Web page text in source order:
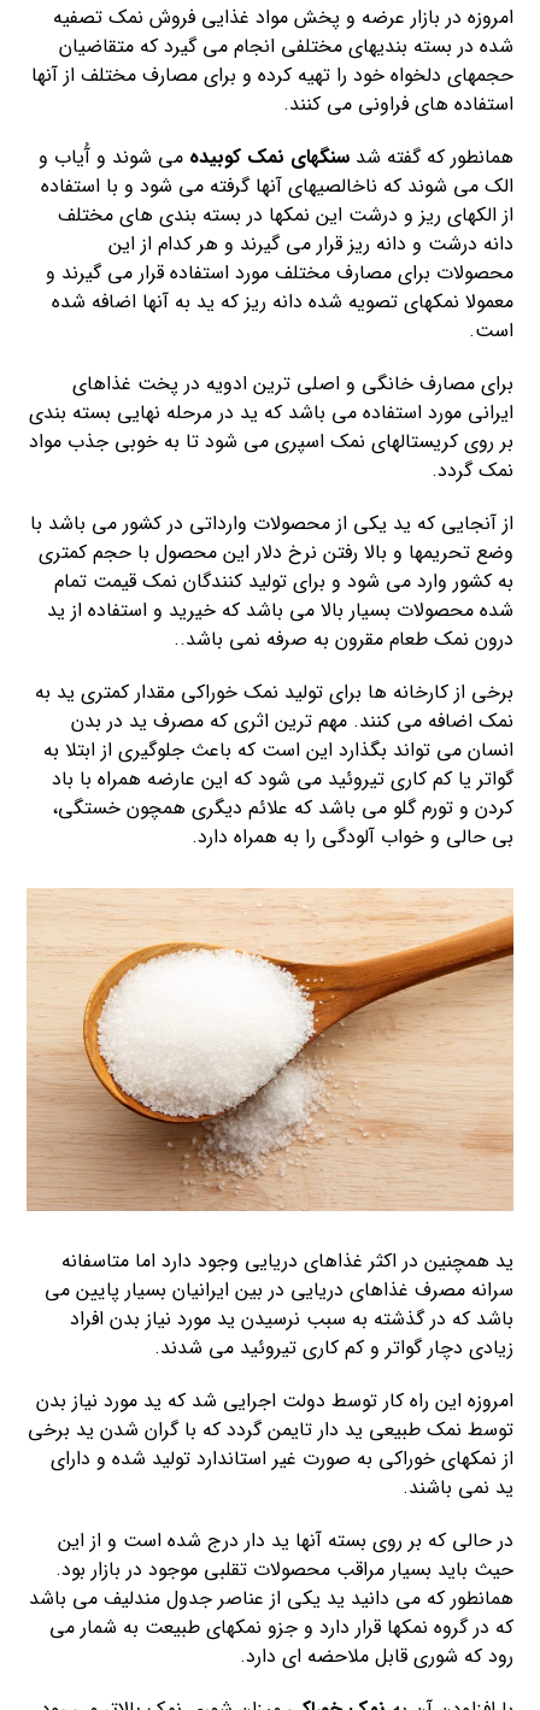
امروزه در بازار عرضه و پخش مواد غذایی فروش نمک تصفیه
شده در بسته بندیهای مختلفی انجام می گیرد که متقاضیان
حجمهای دلخواه خود را تهیه کرده و برای مصارف مختلف از آنها
استفاده های فراونی می کنند.
همانطور که گفته شدسنگهای نمک کوبیده می شوند و آُیاب و
الک می شوند که ناخالصیهای آنها گرفته می شود و با استفاده
از الکهای ریز و درشت این نمکها در بسته بندی های مختلف
دانه درشت و دانه ریز قرار می گیرند و هر کدام از این
محصولات برای مصارف مختلف مورد استفاده قرار می گیرند و
معمولا نمکهای تصویه شده دانه ریز که ید به آنها اضافه شده
است.
برای مصارف خانگی و اصلی ترین ادویه در پخت غذاهای
ایرانی مورد استفاده می باشد که ید در مرحله نهایی بسته بندی
بر روی کریستالهای نمک اسپری می شود تا به خوبی جذب مواد
نمک گردد.
از آنجایی که ید یکی از محصولات وارداتی در کشور می باشد با
وضع تحریمها و بالا رفتن نرخ دلار این محصول با حجم کمتری
به کشور وارد می شود و برای تولید کنندگان نمک قیمت تمام
شده محصولات بسیار بالا می باشد که خیرید و استفاده از ید
درون نمک طعام مقرون به صرفه نمی باشد..
برخی از کارخانه ها برای تولید نمک خوراکی مقدار کمتری ید به
نمک اضافه می کنند. مهم ترین اثری که مصرف ید در بدن
انسان می تواند بگذارد این است که باعث جلوگیری از ابتلا به
گواتر یا کم کاری تیروئید می شود که این عارضه همراه با باد
کردن و تورم گلو می باشد که علائم دیگری همچون خستگی،
بی حالی و خواب آلودگی را به همراه دارد.
ید همچنین در اکثر غذاهای دریایی وجود دارد اما متاسفانه
سرانه مصرف غذاهای دریایی در بین ایرانیان بسیار پایین می
باشد که در گذشته به سبب نرسیدن ید مورد نیاز بدن افراد
زیادی دچار گواتر و کم کاری تیروئید می شدند.
امروزه این راه کار توسط دولت اجرایی شد که ید مورد نیاز بدن
توسط نمک طبیعی ید دار تایمن گردد که با گران شدن ید برخی
از نمکهای خوراکی به صورت غیر استاندارد تولید شده و دارای
ید نمی باشند.
در حالی که بر روی بسته آنها ید دار درج شده است و از این
حیث باید بسیار مراقب محصولات تقلبی موجود در بازار بود.
همانطور که می دانید ید یکی از عناصر جدول مندلیف می باشد
که در گروه نمکها قرار دارد و جزو نمکهای طبیعت به شمار می
رود که شوری قابل ملاحضه ای دارد.